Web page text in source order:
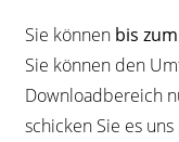
Sie können bis
Sie können den
Downloadbereich
schicken Sie es